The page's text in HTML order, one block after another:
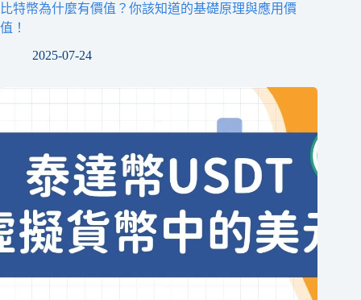
比特幣為什麼有價值？你該知道的基礎原理與應用價
值！
2025-07-24